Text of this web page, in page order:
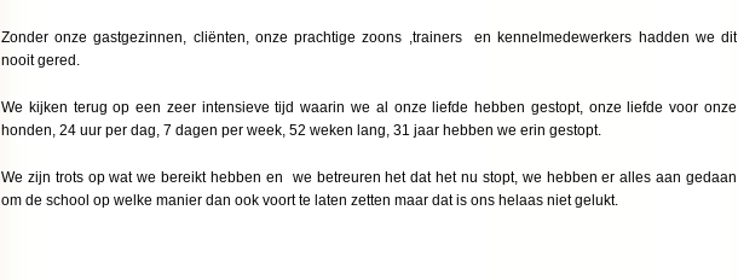
Zonder onze gastgezinnen, cliënten, onze prachtige zoons ,trainers en kennelmedewerkers hadden we dit
nooit gered.
We kijken terug op een zeer intensieve tijd waarin we al onze liefde hebben gestopt, onze liefde voor onze
honden, 24 uur per dag, 7 dagen per week, 52 weken lang, 31 jaar hebben we erin gestopt.
We zijn trots op wat we bereikt hebben en we betreuren het dat het nu stopt, we hebben er alles aan gedaan
om de school op welke manier dan ook voort te laten zetten maar dat is ons helaas niet gelukt.